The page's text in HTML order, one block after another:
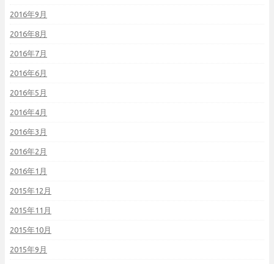
2016年9月
2016年8月
2016年7月
2016年6月
2016年5月
2016年4月
2016年3月
2016年2月
2016年1月
2015年12月
2015年11月
2015年10月
2015年9月